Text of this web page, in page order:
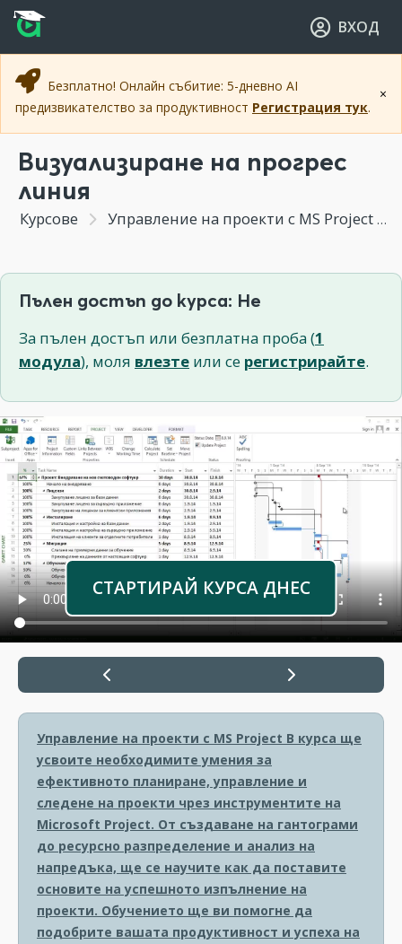
Прескочи към основното съдържание
Прескочи към навигацията
ВХОД
×
Безплатно! Онлайн събитие: 5-дневно AI
предизвикателство за продуктивност Регистрация тук.
Визуализиране на прогрес
линия
Курсове Управление на проекти с MS Project
Пълен достъп до курса: Не
За пълен достъп или безплатна проба (1
модула), моля влезте или се регистрирайте.
СТАРТИРАЙ КУРСА ДНЕС
Управление на проекти с MS Project В курса ще
усвоите необходимите умения за
ефективното планиране, управление и
следене на проекти чрез инструментите на
Microsoft Project. От създаване на гантограми
до ресурсно разпределение и анализ на
напредъка, ще се научите как да поставите
основите на успешното изпълнение на
проекти. Обучението ще ви помогне да
подобрите вашата продуктивност и успеха на